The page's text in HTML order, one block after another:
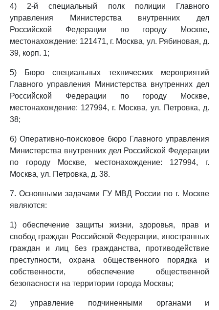
4) 2-й специальный полк полиции Главного
управления Министерства внутренних дел
Российской Федерации по городу Москве,
местонахождение: 121471, г. Москва, ул. Рябиновая, д.
39, корп. 1;
5) Бюро специальных технических мероприятий
Главного управления Министерства внутренних дел
Российской Федерации по городу Москве,
местонахождение: 127994, г. Москва, ул. Петровка, д.
38;
6) Оперативно-поисковое бюро Главного управления
Министерства внутренних дел Российской Федерации
по городу Москве, местонахождение: 127994, г.
Москва, ул. Петровка, д. 38.
7. Основными задачами ГУ МВД России по г. Москве
являются:
1) обеспечение защиты жизни, здоровья, прав и
свобод граждан Российской Федерации, иностранных
граждан и лиц без гражданства, противодействие
преступности, охрана общественного порядка и
собственности, обеспечение общественной
безопасности на территории города Москвы;
2) управление подчиненными органами и